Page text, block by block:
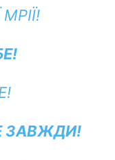
ЗАВЖДИ!